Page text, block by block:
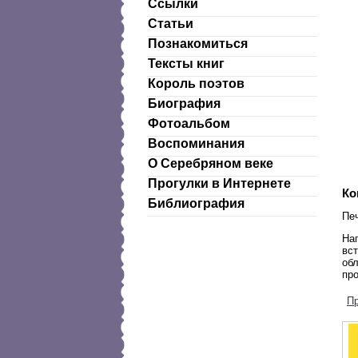
Ссылки
Статьи
Познакомиться
Тексты книг
Король поэтов
Биография
Фотоальбом
Воспоминания
О Серебряном веке
Прогулки в Интернете
Библиография